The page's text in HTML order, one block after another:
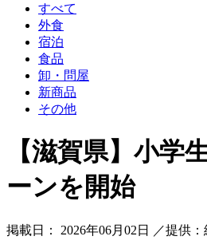
すべて
外食
宿泊
食品
卸・問屋
新商品
その他
【滋賀県】小
ーンを開始
掲載日： 2026年06月02日 ／提供